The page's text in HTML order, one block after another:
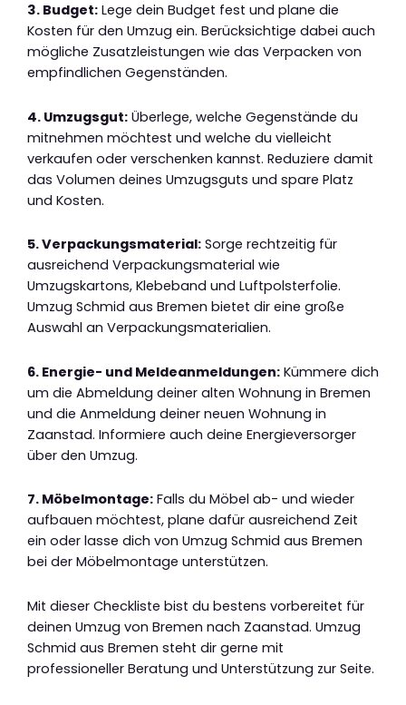
3. Budget: Lege dein Budget fest und plane die
Kosten für den Umzug ein. Berücksichtige dabei auch
mögliche Zusatzleistungen wie das Verpacken von
empfindlichen Gegenständen.
4. Umzugsgut: Überlege, welche Gegenstände du
mitnehmen möchtest und welche du vielleicht
verkaufen oder verschenken kannst. Reduziere damit
das Volumen deines Umzugsguts und spare Platz
und Kosten.
5. Verpackungsmaterial: Sorge rechtzeitig für
ausreichend Verpackungsmaterial wie
Umzugskartons, Klebeband und Luftpolsterfolie.
Umzug Schmid aus Bremen bietet dir eine große
Auswahl an Verpackungsmaterialien.
6. Energie- und Meldeanmeldungen: Kümmere dich
um die Abmeldung deiner alten Wohnung in Bremen
und die Anmeldung deiner neuen Wohnung in
Zaanstad. Informiere auch deine Energieversorger
über den Umzug.
7. Möbelmontage: Falls du Möbel ab- und wieder
aufbauen möchtest, plane dafür ausreichend Zeit
ein oder lasse dich von Umzug Schmid aus Bremen
bei der Möbelmontage unterstützen.
Mit dieser Checkliste bist du bestens vorbereitet für
deinen Umzug von Bremen nach Zaanstad. Umzug
Schmid aus Bremen steht dir gerne mit
professioneller Beratung und Unterstützung zur Seite.